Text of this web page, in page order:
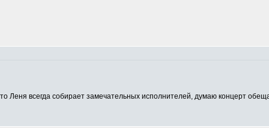
Леня всегда собирает замечательных исполнителей, думаю концерт